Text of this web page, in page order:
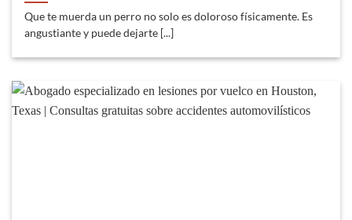
Que te muerda un perro no solo es doloroso físicamente. Es
angustiante y puede dejarte [...]